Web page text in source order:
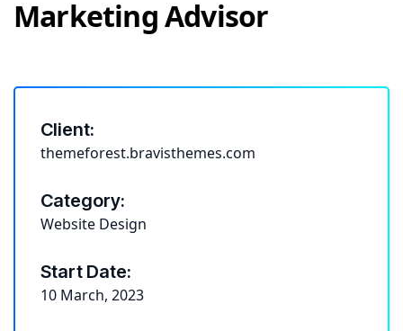
Marketing Advisor
Client:
themeforest.bravisthemes.com
Category:
Website Design
Start Date:
10 March, 2023